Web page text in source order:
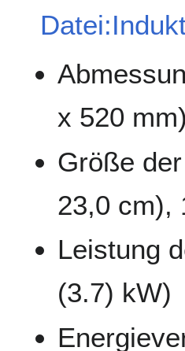
x 520
Größe
23,0 cm),
Leistung
(3.7) kW)